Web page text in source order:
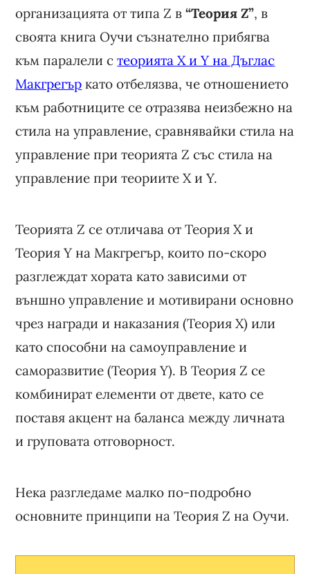
организацията от типа Z в“Теория Z”, в
своята книга Оучи съзнателно прибягва
към паралели стеорията X и Y на Дъглас
Макгрегър като отбелязва, че отношението
към работниците се отразява неизбежно на
стила на управление, сравнявайки стила на
управление при теорията Z със стила на
управление при теориите X и Y.
Теорията Z се отличава от Теория X и
Теория Y на Макгрегър, които по-скоро
разглеждат хората като зависими от
външно управление и мотивирани основно
чрез награди и наказания (Теория X) или
като способни на самоуправление и
саморазвитие (Теория Y). В Теория Z се
комбинират елементи от двете, като се
поставя акцент на баланса между личната
и груповата отговорност.
Нека разгледаме малко по-подробно
основните принципи на Теория Z на Оучи.